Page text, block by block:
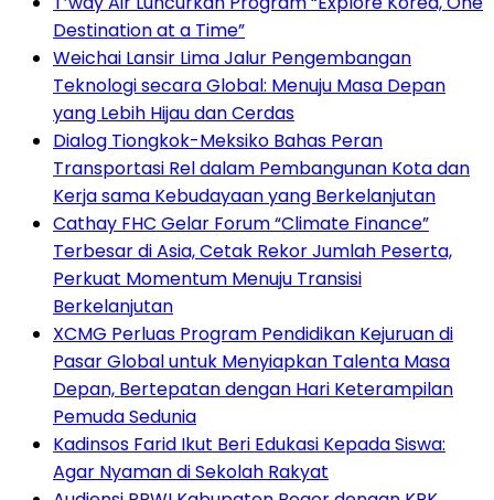
Destination at a Time”
Weichai Lansir Lima Jalur Pengembangan
Teknologi secara Global: Menuju Masa Depan
yang Lebih Hijau dan Cerdas
Dialog Tiongkok-Meksiko Bahas Peran
Transportasi Rel dalam Pembangunan Kota dan
Kerja sama Kebudayaan yang Berkelanjutan
Cathay FHC Gelar Forum “Climate Finance”
Terbesar di Asia, Cetak Rekor Jumlah Peserta,
Perkuat Momentum Menuju Transisi
Berkelanjutan
XCMG Perluas Program Pendidikan Kejuruan di
Pasar Global untuk Menyiapkan Talenta Masa
Depan, Bertepatan dengan Hari Keterampilan
Pemuda Sedunia
Kadinsos Farid Ikut Beri Edukasi Kepada Siswa:
Agar Nyaman di Sekolah Rakyat